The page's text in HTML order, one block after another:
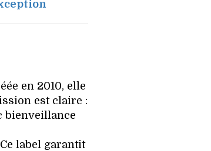
en 2010, elle
est claire :
bienveillance
label garantit